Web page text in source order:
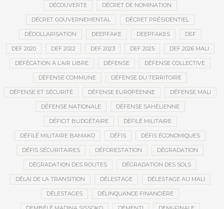
DÉCOUVERTE DÉCRET DE NOMINATION
DÉCRET GOUVERNEMENTAL DÉCRET PRÉSIDENTIEL
DÉDOLLARISATION DEEPFAKE DEEPFAKES DEF
DEF 2020 DEF 2022 DEF 2023 DEF 2025 DEF 2026 MALI
DÉFÉCATION À L’AIR LIBRE DÉFENSE DÉFENSE COLLECTIVE
DÉFENSE COMMUNE DÉFENSE DU TERRITOIRE
DÉFENSE ET SÉCURITÉ DÉFENSE EUROPÉENNE DÉFENSE MALI
DÉFENSE NATIONALE DÉFENSE SAHÉLIENNE
DÉFICIT BUDGÉTAIRE DÉFILÉ MILITAIRE
DÉFILÉ MILITAIRE BAMAKO DÉFIS DÉFIS ÉCONOMIQUES
DÉFIS SÉCURITAIRES DÉFORESTATION DÉGRADATION
DÉGRADATION DES ROUTES DÉGRADATION DES SOLS
DÉLAI DE LA TRANSITION DÉLESTAGE DÉLESTAGE AU MALI
DÉLESTAGES DÉLINQUANCE FINANCIÈRE